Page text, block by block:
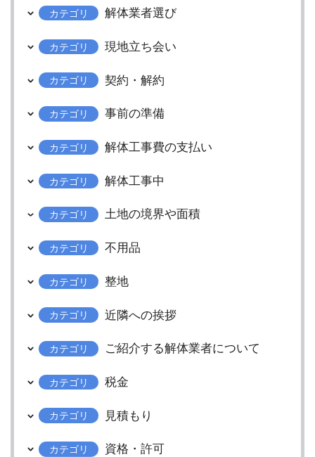
カテゴリ 解体業者選び
カテゴリ 現地立ち会い
カテゴリ 契約・解約
カテゴリ 事前の準備
カテゴリ 解体工事費の支払い
カテゴリ 解体工事中
カテゴリ 土地の境界や面積
カテゴリ 不用品
カテゴリ 整地
カテゴリ 近隣への挨拶
カテゴリ ご紹介する解体業者について
カテゴリ 税金
カテゴリ 見積もり
カテゴリ 資格・許可